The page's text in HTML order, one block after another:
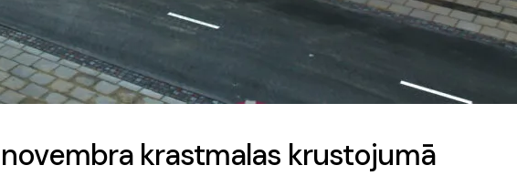
novembra krastmalas krustojumā